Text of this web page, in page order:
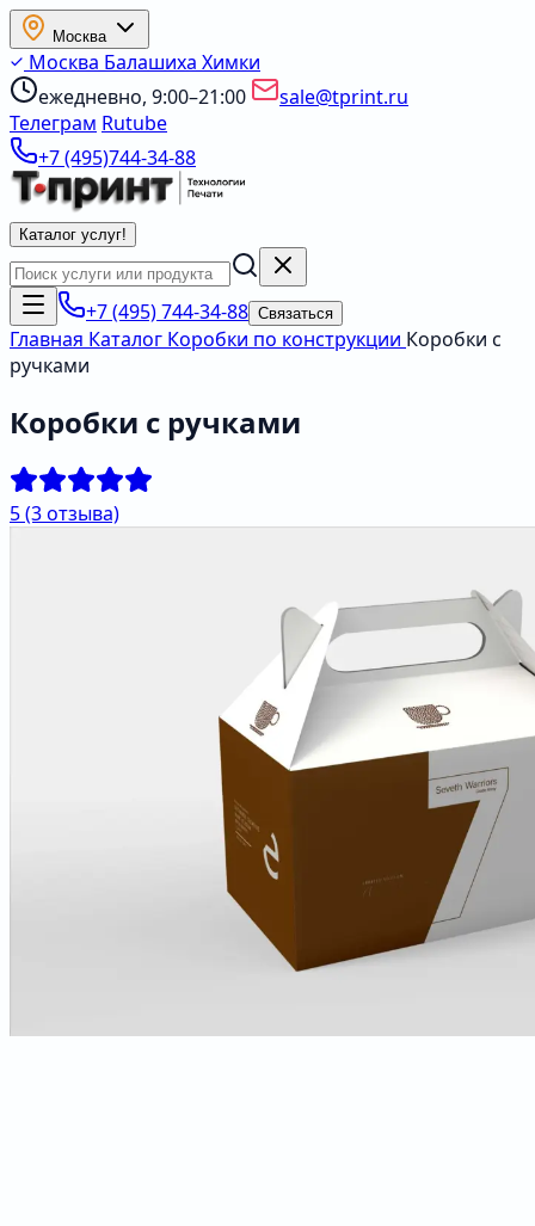
Москва
Москва Балашиха Химки
ежедневно, 9:00–21:00
sale@tprint.ru
Телеграм Rutube
+7 (495)744-34-88
Каталог услуг!
+7 (495) 744-34-88 Связаться
Главная Каталог Коробки по конструкции Коробки с
ручками
Коробки с ручками
5(3 отзыва)